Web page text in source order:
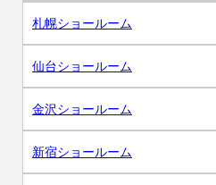
札幌ショールーム
仙台ショールーム
金沢ショールーム
新宿ショールーム